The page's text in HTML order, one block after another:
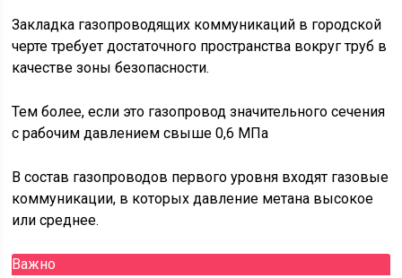
Закладка газопроводящих коммуникаций в городской
черте требует достаточного пространства вокруг труб в
качестве зоны безопасности.
Тем более, если это газопровод значительного сечения
с рабочим давлением свыше 0,6 МПа
В состав газопроводов первого уровня входят газовые
коммуникации, в которых давление метана высокое
или среднее.
Важно